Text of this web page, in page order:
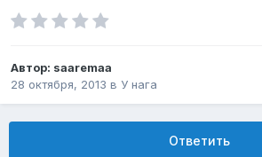
Автор: saaremaa
28 октября, 2013 в У нага
Ответить